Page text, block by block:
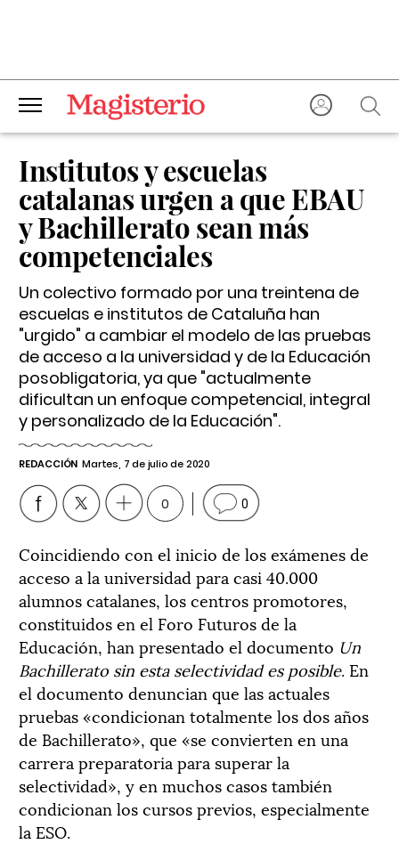
Institutos y escuelas
catalanas urgen a que EBAU
y Bachillerato sean más
competenciales
Un colectivo formado por una treintena de
escuelas e institutos de Cataluña han
"urgido" a cambiar el modelo de las pruebas
de acceso a la universidad y de la Educación
posobligatoria, ya que "actualmente
dificultan un enfoque competencial, integral
y personalizado de la Educación".
REDACCIÓN Martes, 7 de julio de 2020
0 0
Coincidiendo con el inicio de los exámenes de
acceso a la universidad para casi 40.000
alumnos catalanes, los centros promotores,
constituidos en el Foro Futuros de la
Educación, han presentado el documento Un
Bachillerato sin esta selectividad es posible. En
el documento denuncian que las actuales
pruebas «condicionan totalmente los dos años
de Bachillerato», que «se convierten en una
carrera preparatoria para superar la
selectividad», y en muchos casos también
condicionan los cursos previos, especialmente
la ESO.